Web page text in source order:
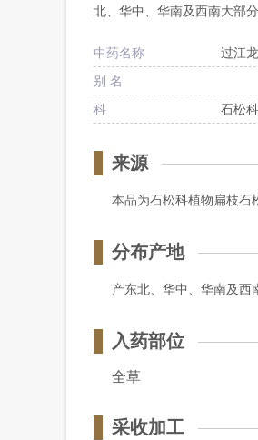
北、华中、华南及西南大部分
中药名称 过江龙
别 名
科
石松科
来源
本品为石松科植物扁枝石
分布产地
产东北、华中、华南及西
入药部位
全草
采收加工